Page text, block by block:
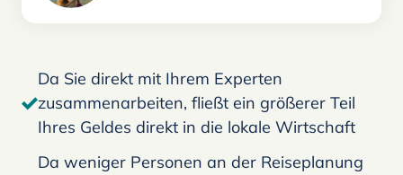
Da Sie direkt mit Ihrem Experten
zusammenarbeiten, fließt ein größerer Teil
Ihres Geldes direkt in die lokale Wirtschaft
Da weniger Personen an der Reiseplanung